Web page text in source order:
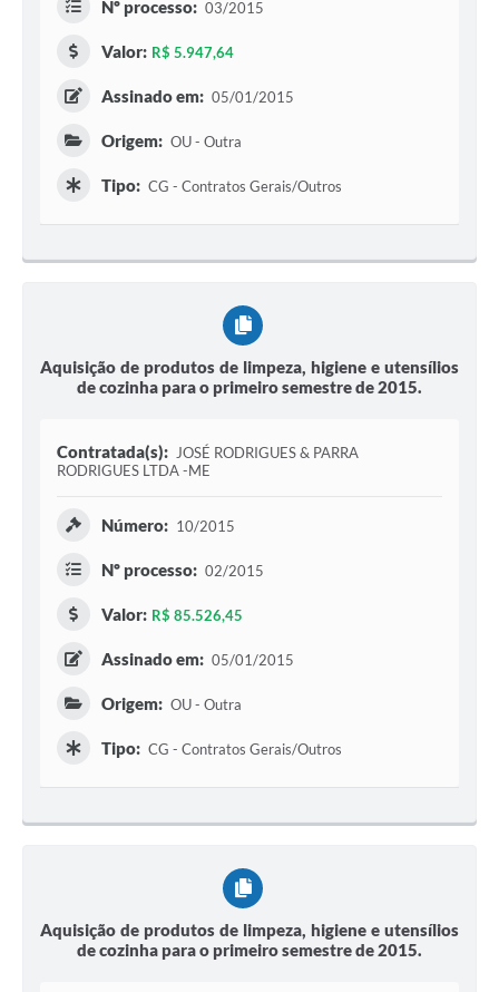
Nº processo: 03/2015
Valor: R$ 5.947,64
Assinado em: 05/01/2015
Origem: OU - Outra
Tipo: CG - Contratos Gerais/Outros
Aquisição de produtos de limpeza, higiene e utensílios
de cozinha para o primeiro semestre de 2015.
Contratada(s): JOSÉ RODRIGUES & PARRA
RODRIGUES LTDA -ME
Número: 10/2015
Nº processo: 02/2015
Valor: R$ 85.526,45
Assinado em: 05/01/2015
Origem: OU - Outra
Tipo: CG - Contratos Gerais/Outros
Aquisição de produtos de limpeza, higiene e utensílios
de cozinha para o primeiro semestre de 2015.